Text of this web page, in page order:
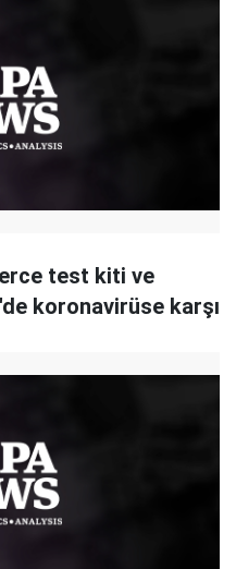
test kiti ve
koronavirüse karşı